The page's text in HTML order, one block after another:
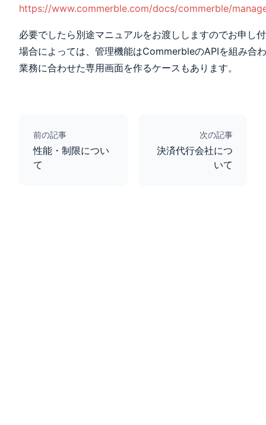
https://www.commerble.com/docs/commerble/
必要でしたら別途マニュアルをお渡ししますのでお申し
場合によっては、管理機能はCommerbleのAPIを組み合
業務に合わせた専用画面を作るケースもあります。
前の記事
性能・制限につい
て
次の記事
決済代行会社につ
いて